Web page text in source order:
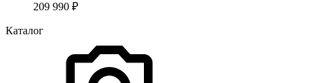
209 990 ₽
Каталог